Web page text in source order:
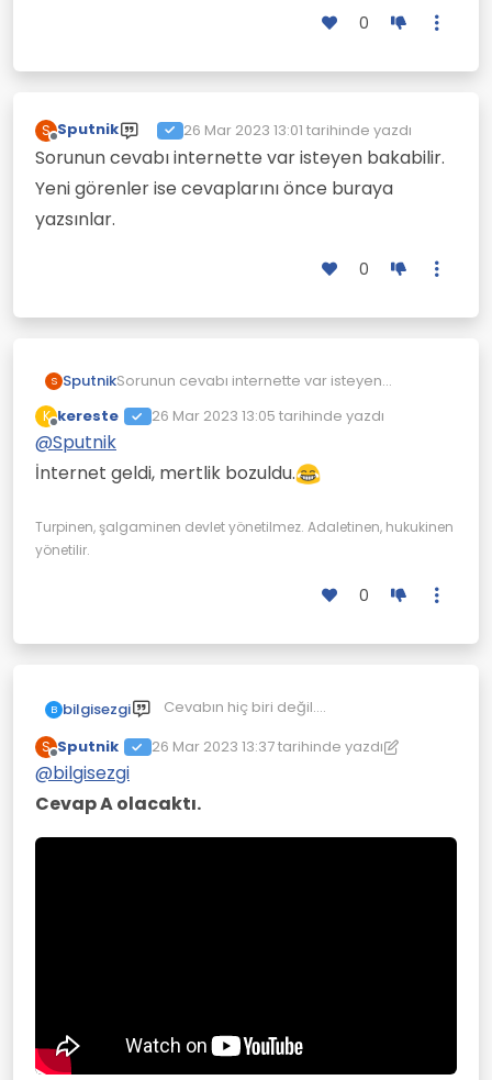
0
S
Çevrimdışı
Sputnik 26 Mar 2023 13:01 tarihinde yazdı
Son düzenleyen:
Sorunun cevabı internette var isteyen bakabilir.
Yeni görenler ise cevaplarını önce buraya
yazsınlar.
0
S SputnikSorunun cevabı internette var isteyen
buraya yazsınlar.
K
Çevrimdışı
kereste 26 Mar 2023 13:05 tarihinde yazdı
Son düzenleyen:
@Sputnik
İnternet geldi, mertlik bozuldu.
Turpinen, şalgaminen devlet yönetilmez. Adaletinen, hukukinen
yönetilir.
0
B bilgisezgi
Cevabın hiç biri değil.
S
Çevrimdışı
Sputnik 26 Mar 2023 13:37tarihinde yazdı
Son düzenleyen: Sputnik
@bilgisezgi
Cevap A olacaktı.